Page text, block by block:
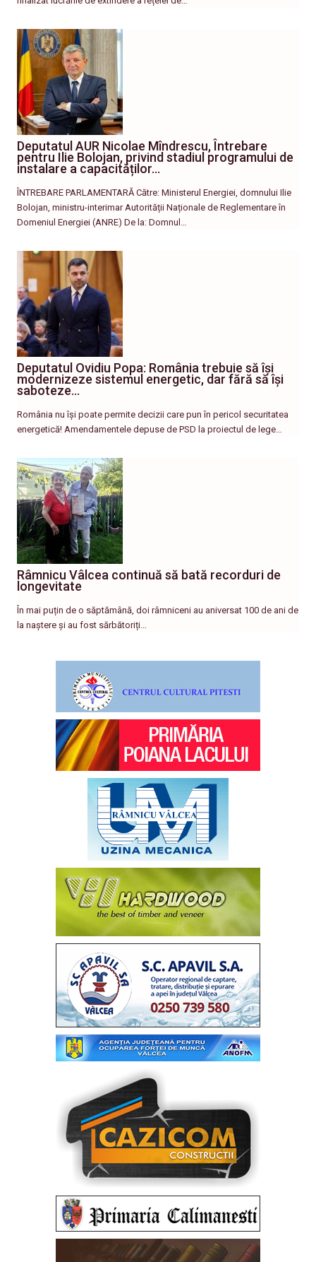
Deputatul AUR Nicolae Mîndrescu, Întrebare
pentru Ilie Bolojan, privind stadiul programului de
instalare a capacităților…
ÎNTREBARE PARLAMENTARĂ Către: Ministerul Energiei, domnului Ilie
Bolojan, ministru-interimar Autorității Naționale de Reglementare în
Domeniul Energiei (ANRE) De la: Domnul…
Deputatul Ovidiu Popa: România trebuie să își
modernizeze sistemul energetic, dar fără să își
saboteze…
România nu își poate permite decizii care pun în pericol securitatea
energetică! Amendamentele depuse de PSD la proiectul de lege…
Râmnicu Vâlcea continuă să bată recorduri de
longevitate
În mai puțin de o săptămână, doi râmniceni au aniversat 100 de ani de
la naștere și au fost sărbătoriți…